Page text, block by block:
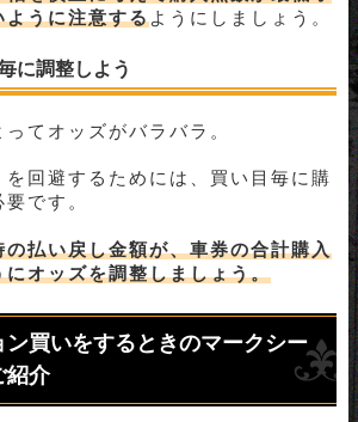
ように注意するようにしましょう。
に調整しよう
てオッズがバラバラ。
を回避するためには、買い目毎に購
です。
の払い戻し金額が、車券の合計購入
にオッズを調整しましょう。
ン買いをするときのマークシー
紹介